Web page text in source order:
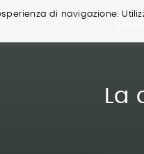
di navigazione.
La